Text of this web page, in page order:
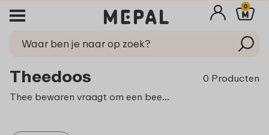
0
Theedoos
0 Producten
Thee bewaren vraagt om een beetje aandacht. Om de smaak en geur optimaal te behouden, is het belangrijk thee op de juiste manier te bewaren: op een koele, droge plek en beschermd tegen licht en vocht. Een theedoos van Mepal is de ideale oplossing om je theecollectie stijlvol en goed te bewaren. En het wordt nóg leuker: je kunt je theedoos personaliseren met een eigen foto of ontwerp, zodat hij helemaal van jou is.